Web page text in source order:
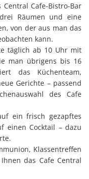
Cafe-Bistro-Bar
Räumen und eine
von der aus man das
kann.
täglich ab 10 Uhr mit
man übrigens bis 16
das Küchenteam,
Gerichte – passend
des Cafe
ein frisch gezapftes
einen Cocktail – dazu
Klassentreffen
das Cafe Central